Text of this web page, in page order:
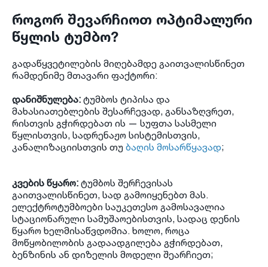
როგორ შევარჩიოთ ოპტიმალური
წყლის ტუმბო?
გადაწყვეტილების მიღებამდე გაითვალისწინეთ
რამდენიმე მთავარი ფაქტორი:
დანიშნულება: ტუმბოს ტიპისა და
მახასიათებლების შესარჩევად, განსაზღვრეთ,
რისთვის გჭირდებათ ის — სუფთა სასმელი
წყლისთვის, სადრენაჟო სისტემისთვის,
კანალიზაციისთვის თუ ბაღის მოსარწყავად;
კვების წყარო: ტუმბოს შერჩევისას
გაითვალისწინეთ, სად გამოიყენებთ მას.
ელექტროტუმბოები საუკეთესო გამოსავალია
სტაციონარული სამუშაოებისთვის, სადაც დენის
წყარო ხელმისაწვდომია. ხოლო, როცა
მოწყობილობის გადაადგილება გჭირდებათ,
ბენზინის ან დიზელის მოდელი შეარჩიეთ;